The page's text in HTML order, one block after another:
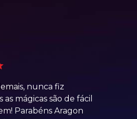
nunca fiz
as mágicas são de fácil
Parabéns Aragon